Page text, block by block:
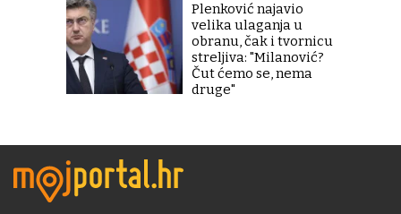
Plenković najavio
velika ulaganja u
obranu, čak i tvornicu
streljiva: "Milanović?
Čut ćemo se, nema
druge"